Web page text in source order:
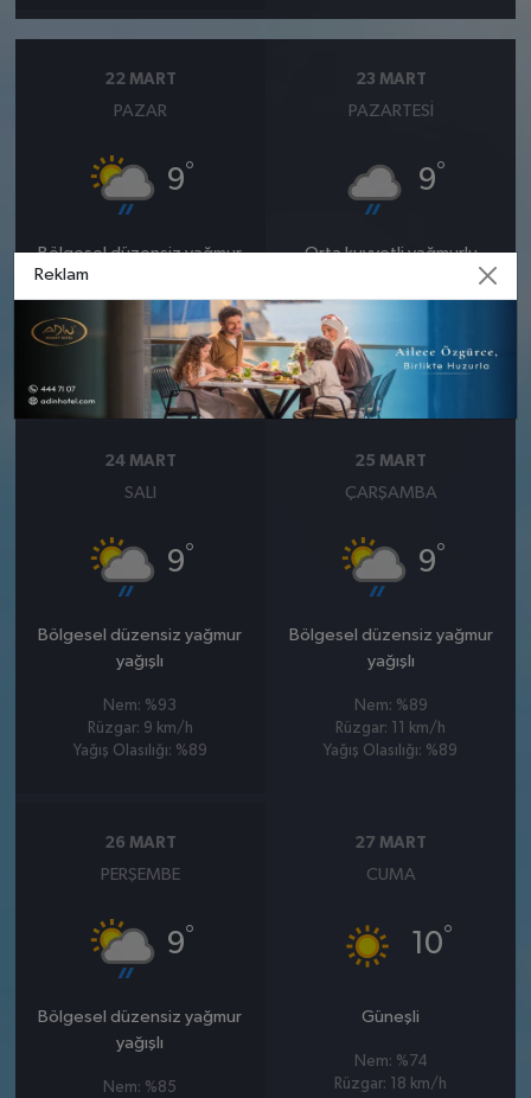
22 MART
PAZAR
9°
Bölgesel düzensiz yağmur
Nem: %84
Rüzgar: 12 km/h
Yağış Olasılığı: %82
23 MART
PAZARTESI
9°
Orta kuvvetli yağmurlu
Nem: %92
Rüzgar: 20 km/h
Yağış Olasılığı: %88
24 MART
SALI
9°
Bölgesel düzensiz yağmur
yağışlı
Nem: %93
Rüzgar: 9 km/h
Yağış Olasılığı: %89
25 MART
ÇARŞAMBA
9°
Bölgesel düzensiz yağmur
yağışlı
Nem: %89
Rüzgar: 11 km/h
Yağış Olasılığı: %89
26 MART
PERŞEMBE
9°
Bölgesel düzensiz yağmur
yağışlı
Nem: %85
27 MART
CUMA
10°
Güneşli
Nem: %74
Rüzgar: 18 km/h
Reklam